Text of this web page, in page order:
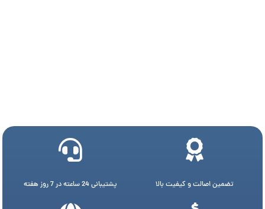
تضمین اصالت و کیفیت بالا پشتیبانی 24 ساعته در 7 روز هفته